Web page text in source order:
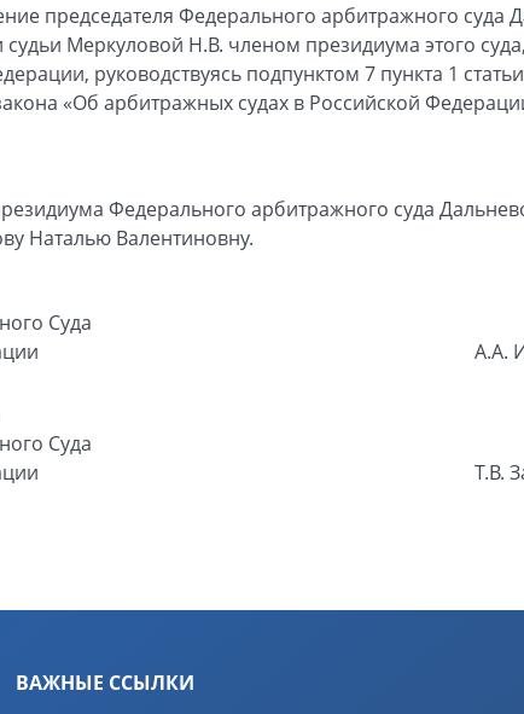
председателя Федерального арбитражного суда
судьи Меркуловой Н.В. членом президиума этого
руководствуясь подпунктом 7 пункта 1
«Об арбитражных судах в Российской
Федерального арбитражного суда
Наталью Валентиновну.
Суда
А.А.
Суда
Т.В.
ВАЖНЫЕ ССЫЛКИ